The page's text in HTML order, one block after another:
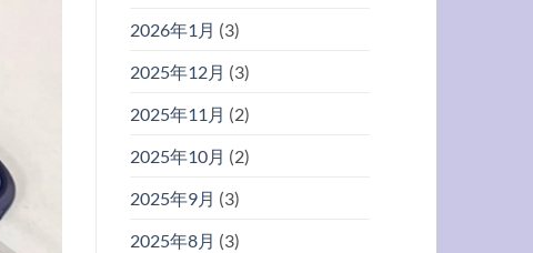
2026年1月 (3)
2025年12月 (3)
2025年11月 (2)
2025年10月 (2)
2025年9月 (3)
2025年8月 (3)